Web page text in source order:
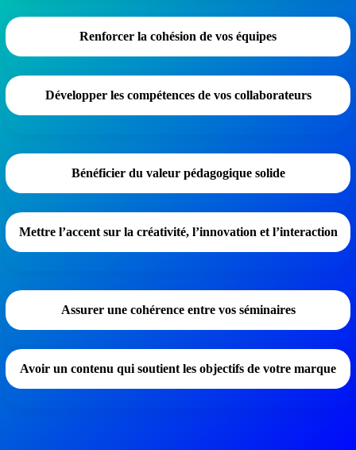
Renforcer la cohésion de vos équipes
Développer les compétences de vos collaborateurs
Bénéficier du valeur pédagogique solide
Mettre l’accent sur la créativité, l’innovation et l’interaction
Assurer une cohérence entre vos séminaires
Avoir un contenu qui soutient les objectifs de votre marque